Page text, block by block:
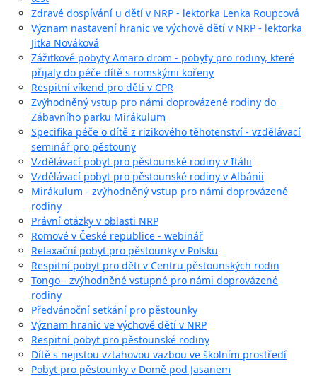
Zdravé dospívání u dětí v NRP - lektorka Lenka Roupcová
Význam nastavení hranic ve výchově dětí v NRP - lektorka
Jitka Nováková
Zážitkové pobyty Amaro drom - pobyty pro rodiny, které
přijaly do péče dítě s romskými kořeny
Respitní víkend pro děti v CPR
Zvýhodněný vstup pro námi doprovázené rodiny do
Zábavního parku Mirákulum
Specifika péče o dítě z rizikového těhotenství - vzdělávací
seminář pro pěstouny
Vzdělávací pobyt pro pěstounské rodiny v Itálii
Vzdělávací pobyt pro pěstounské rodiny v Albánii
Mirákulum - zvýhodněný vstup pro námi doprovázené
rodiny
Právní otázky v oblasti NRP
Romové v České republice - webinář
Relaxační pobyt pro pěstounky v Polsku
Respitní pobyt pro děti v Centru pěstounských rodin
Tongo - zvýhodněné vstupné pro námi doprovázené
rodiny
Předvánoční setkání pro pěstounky
Význam hranic ve výchově dětí v NRP
Respitní pobyt pro pěstounské rodiny
Dítě s nejistou vztahovou vazbou ve školním prostředí
Pobyt pro pěstounky v Domě pod Jasanem